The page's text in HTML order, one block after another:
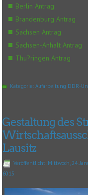
Berlin Antrag
Brandenburg Antrag
Sachsen Antrag
Sachsen-Anhalt Antrag
Thu?ringen Antrag
Kategorie:Aufarbeitung DDR-
Gestaltung des
Lausitz
Veröffentlicht: Mittwoch, 24.
6015